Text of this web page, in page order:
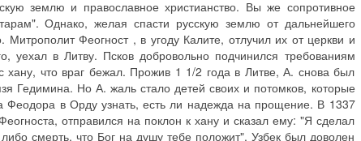
землю и православное христианство. Вы же сопротивное
Однако, желая спасти русскую землю от дальнейшего
Феогност , в угоду Калите, отлучил их от церкви и
уехал в Литву. Псков добровольно подчинился требованиям
хану, что враг бежал. Прожив 1 1/2 года в Литве, А. снова был
Гедимина. Но А. жаль стало детей своих и потомков, которые
в Орду узнать, есть ли надежда на прощение. В 1337
отправился на поклон к хану и сказал ему: "Я сделал
смерть, что Бог на душу тебе положит". Узбек был доволен